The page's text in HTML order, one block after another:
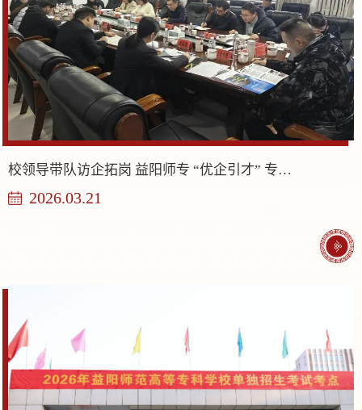
校领导带队访企拓岗 益阳师专 “优企引才” 专项行动助力毕业生高质量就业
2026.03.21